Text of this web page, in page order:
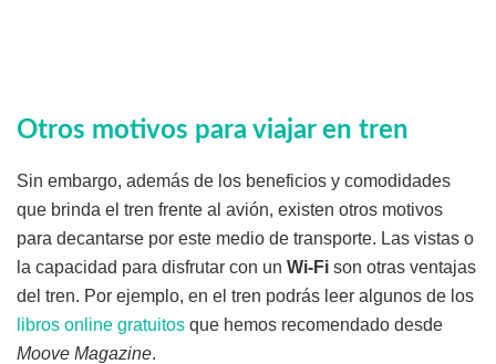
Otros motivos para viajar en tren
Sin embargo, además de los beneficios y comodidades
que brinda el tren frente al avión, existen otros motivos
para decantarse por este medio de transporte. Las vistas o
la capacidad para disfrutar con un Wi-Fi son otras ventajas
del tren. Por ejemplo, en el tren podrás leer algunos de los
libros online gratuitos que hemos recomendado desde
Moove Magazine.